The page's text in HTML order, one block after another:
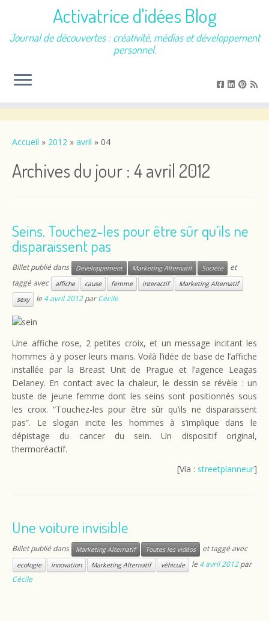
contenu
Activatrice d'idées Blog
Journal de découvertes : créativité, médias et développement
personnel.
Accueil » 2012 » avril » 04
Archives du jour : 4 avril 2012
Seins. Touchez-les pour être sûr qu’ils ne
disparaissent pas
Billet publié dans Développement Marketing Alternatif Société
et
taggé avec
affiche cause femme interactif
Marketing Alternatif
sexy
le 4 avril 2012 parCécile
Une affiche rose, 2 petites croix, et un message incitant les
hommes à y poser leurs mains. Voilà l’idée de base de l’affiche
installée par la Breast Unit de Prague et l’agence Leagas
Delaney. En contact avec la chaleur, le dessin se révèle : un
buste de jeune femme dont les seins sont positionnés sous
les croix. “Touchez-les pour être sûr qu’ils ne disparaissent
pas”. Le slogan incite les hommes à s’implique dans le
dépistage du cancer du sein. Un dispositif original,
thermoréactif.
[Via : streetplanneur]
Une voiture invisible
Billet publié dans Marketing Alternatif Toutes les vidéos et taggé avec
ecologie innovation Marketing Alternatif véhicule le 4 avril 2012 par
Cécile